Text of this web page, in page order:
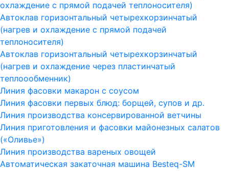
охлаждение с прямой подачей теплоносителя)
Автоклав горизонтальный четырехкорзинчатый
(нагрев и охлаждение с прямой подачей
теплоносителя)
Автоклав горизонтальный четырехкорзинчатый
(нагрев и охлаждение через пластинчатый
теплоообменник)
Линия фасовки макарон с соусом
Линия фасовки первых блюд: борщей, супов и др.
Линия производства консервированной ветчины
Линия приготовления и фасовки майонезных салатов
(«Оливье»)
Линия производства вареных овощей
Автоматическая закаточная машина Besteq-SM